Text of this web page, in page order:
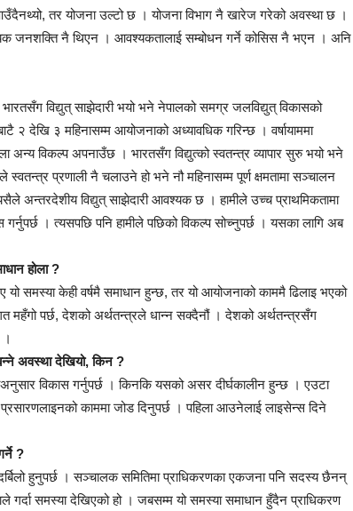
तर योजना उल्टो छ । योजना विभाग नै खारेज गरेको अवस्था छ ।
जनशक्ति नै थिएन । आवश्यकतालाई सम्बोधन गर्ने कोसिस नै भएन । अनि
विद्युत् साझेदारी भयो भने नेपालको समग्र जलविद्युत् विकासको
२ देखि ३ महिनासम्म आयोजनाको अध्यावधिक गरिन्छ । वर्षायाममा
विकल्प अपनाउँछ । भारतसँग विद्युत्को स्वतन्त्र व्यापार सुरु भयो भने
प्रणाली नै चलाउने हो भने नौ महिनासम्म पूर्ण क्षमतामा सञ्चालन
अन्तरदेशीय विद्युत् साझेदारी आवश्यक छ । हामीले उच्च प्राथमिकतामा
। त्यसपछि पनि हामीले पछिको विकल्प सोच्नुपर्छ । यसका लागि अब
होला ?
समस्या केही वर्षमै समाधान हुन्छ, तर यो आयोजनाको काममै ढिलाइ भएको
महँगो पर्छ, देशको अर्थतन्त्रले धान्न सक्दैनौं । देशको अर्थतन्त्रसँग
।
अवस्था देखियो, किन ?
विकास गर्नुपर्छ । किनकि यसको असर दीर्घकालीन हुन्छ । एउटा
काममा जोड दिनुपर्छ । पहिला आउनेलाई लाइसेन्स दिने
?
हुनुपर्छ । सञ्चालक समितिमा प्राधिकरणका एकजना पनि सदस्य छैनन्
गर्दा समस्या देखिएको हो । जबसम्म यो समस्या समाधान हुँदैन प्राधिकरण